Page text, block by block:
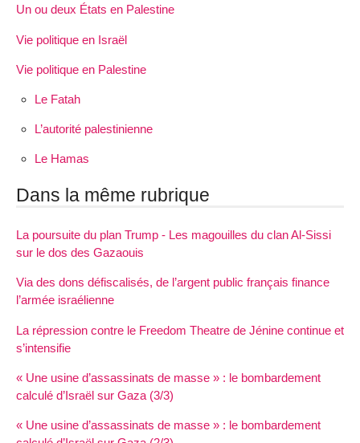
Un ou deux États en Palestine
Vie politique en Israël
Vie politique en Palestine
Le Fatah
L’autorité palestinienne
Le Hamas
Dans la même rubrique
La poursuite du plan Trump - Les magouilles du clan Al-Sissi
sur le dos des Gazaouis
Via des dons défiscalisés, de l’argent public français finance
l’armée israélienne
La répression contre le Freedom Theatre de Jénine continue et
s’intensifie
« Une usine d’assassinats de masse » : le bombardement
calculé d’Israël sur Gaza (3/3)
« Une usine d’assassinats de masse » : le bombardement